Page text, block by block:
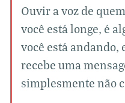
Ouvir a voz de
você está longe, é
você está
recebe uma
simplesmente não